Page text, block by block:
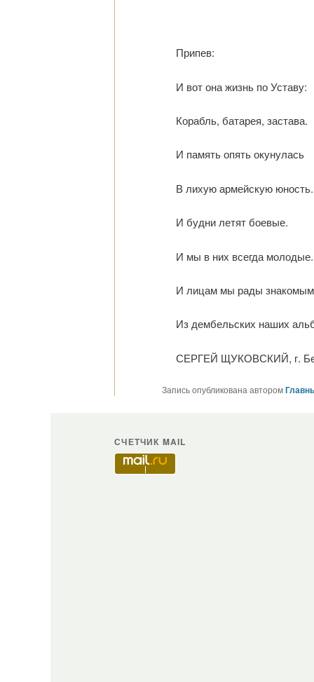
Припев:
И вот она жизнь по Уставу:
Корабль, батарея, застава.
И память опять окунулась
В лихую армейскую юность.
И будни летят боевые.
И мы в них всегда молодые.
И лицам мы рады знакомым
Из дембельских наших
СЕРГЕЙ ЩУКОВСКИЙ, г.
Запись опубликована автором
СЧЕТЧИК MAIL